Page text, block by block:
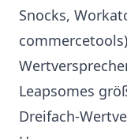
Snocks,
Leapsomes
Dreifach-